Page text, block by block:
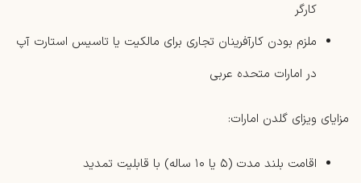
کارگر
ملزم بودن کارآفرینان تجاری برای مالکیت یا تاسیس استارت‌ آپ
در امارات متحده عربی
مزایای ویزای گلدن امارات:
اقامت بلند مدت (۵ یا ۱۰ ساله) با قابلیت تمدید